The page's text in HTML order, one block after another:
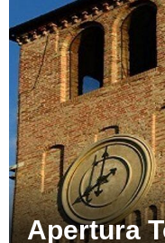
Apertura